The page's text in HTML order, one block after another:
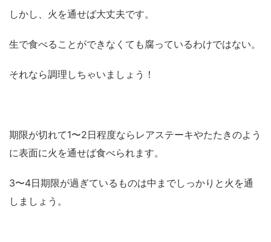
しかし、火を通せば大丈夫です。
生で食べることができなくても腐っているわけではない。
それなら調理しちゃいましょう！
期限が切れて1〜2日程度ならレアステーキやたたきのよう
に表面に火を通せば食べられます。
3〜4日期限が過ぎているものは中までしっかりと火を通
しましょう。